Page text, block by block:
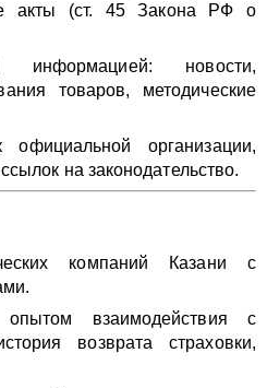
акты (ст. 45 Закона РФ о
новости,
товаров, методические
официальной организации,
на законодательство.
компаний Казани с
опытом взаимодействия с
возврата страховки,